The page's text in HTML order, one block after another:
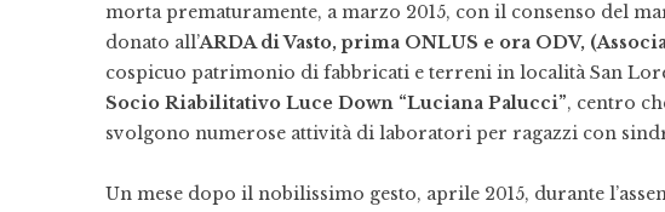
morta prematuramente, a marzo 2015, con il consenso del
donato all’ARDA di Vasto, prima ONLUS e ora ODV,
cospicuo patrimonio di fabbricati e terreni in località San
Socio Riabilitativo Luce Down “Luciana Palucci”, centro
svolgono numerose attività di laboratori per ragazzi con
Un mese dopo il nobilissimo gesto, aprile 2015, durante